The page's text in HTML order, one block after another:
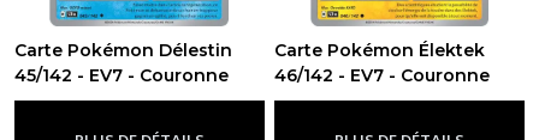
Carte Pokémon Délestin
45/142 - EV7 - Couronne
Stellaire-Ev7 - Couronne Stellaire
Carte Pokémon Élektek
46/142 - EV7 - Couronne
Stellaire-Ev7 - Couronne Stellaire